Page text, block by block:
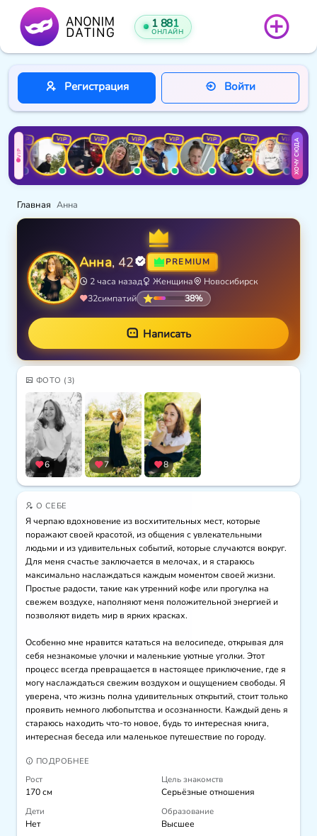
1 881
ОНЛАЙН
Регистрация Войти
VIP
VIP VIP VIP VIP VIP VIP VIP VIP ХОЧУ СЮДА
Главная Анна
Анна, 42 PREMIUM
2 часа назад Женщина
Новосибирск
32симпатий 38%
Написать
ФОТО (3)
6 7 8
О СЕБЕ
Я черпаю вдохновение из восхитительных мест, которые
поражают своей красотой, из общения с увлекательными
людьми и из удивительных событий, которые случаются вокруг.
Для меня счастье заключается в мелочах, и я стараюсь
максимально наслаждаться каждым моментом своей жизни.
Простые радости, такие как утренний кофе или прогулка на
свежем воздухе, наполняют меня положительной энергией и
позволяют видеть мир в ярких красках.
Особенно мне нравится кататься на велосипеде, открывая для
себя незнакомые улочки и маленькие уютные уголки. Этот
процесс всегда превращается в настоящее приключение, где я
могу наслаждаться свежим воздухом и ощущением свободы. Я
уверена, что жизнь полна удивительных открытий, стоит только
проявить немного любопытства и осознанности. Каждый день я
стараюсь находить что-то новое, будь то интересная книга,
интересная беседа или маленькое путешествие по городу.
ПОДРОБНЕЕ
Рост
170 см
Цель знакомств
Серьёзные отношения
Дети
Нет
Образование
Высшее